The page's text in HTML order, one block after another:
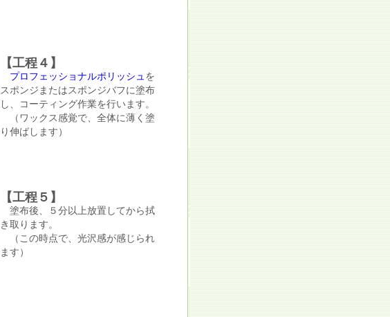
【工程４】
プロフェッショナルポリッシュ を
スポンジまたはスポンジバフに塗布
し、コーティング作業を行います。
（ワックス感覚で、全体に薄く塗
り伸ばします）
【工程５】
塗布後、５分以上放置してから拭
き取ります。
（この時点で、光沢感が感じられ
ます）